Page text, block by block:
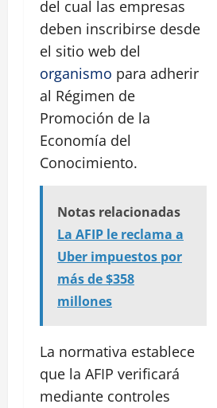
del cual las empresas
deben inscribirse desde
el sitio web del
organismo para adherir
al Régimen de
Promoción de la
Economía del
Conocimiento.
Notas relacionadas
La AFIP le reclama a
Uber impuestos por
más de $358
millones
La normativa establece
que la AFIP verificará
mediante controles